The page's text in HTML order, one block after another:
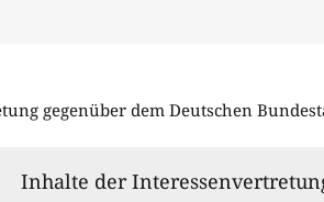
gegenüber dem Deutschen
Inhalte der